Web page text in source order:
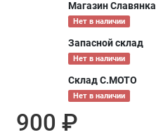
Магазин Славянка
Нет в наличии
Запасной склад
Нет в наличии
Склад С.МОТО
Нет в наличии
900 ₽